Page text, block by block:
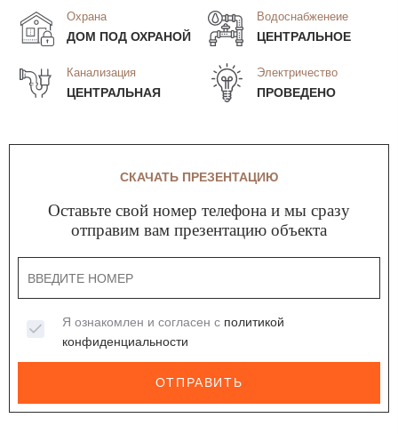
Охрана
ДОМ ПОД ОХРАНОЙ
Водоснабженеие
ЦЕНТРАЛЬНОЕ
Канализация
ЦЕНТРАЛЬНАЯ
Электричество
ПРОВЕДЕНО
СКАЧАТЬ ПРЕЗЕНТАЦИЮ
Оставьте свой номер телефона и мы сразу
отправим вам презентацию объекта
Я ознакомлен и согласен с политикой
конфиденциальности
ОТПРАВИТЬ